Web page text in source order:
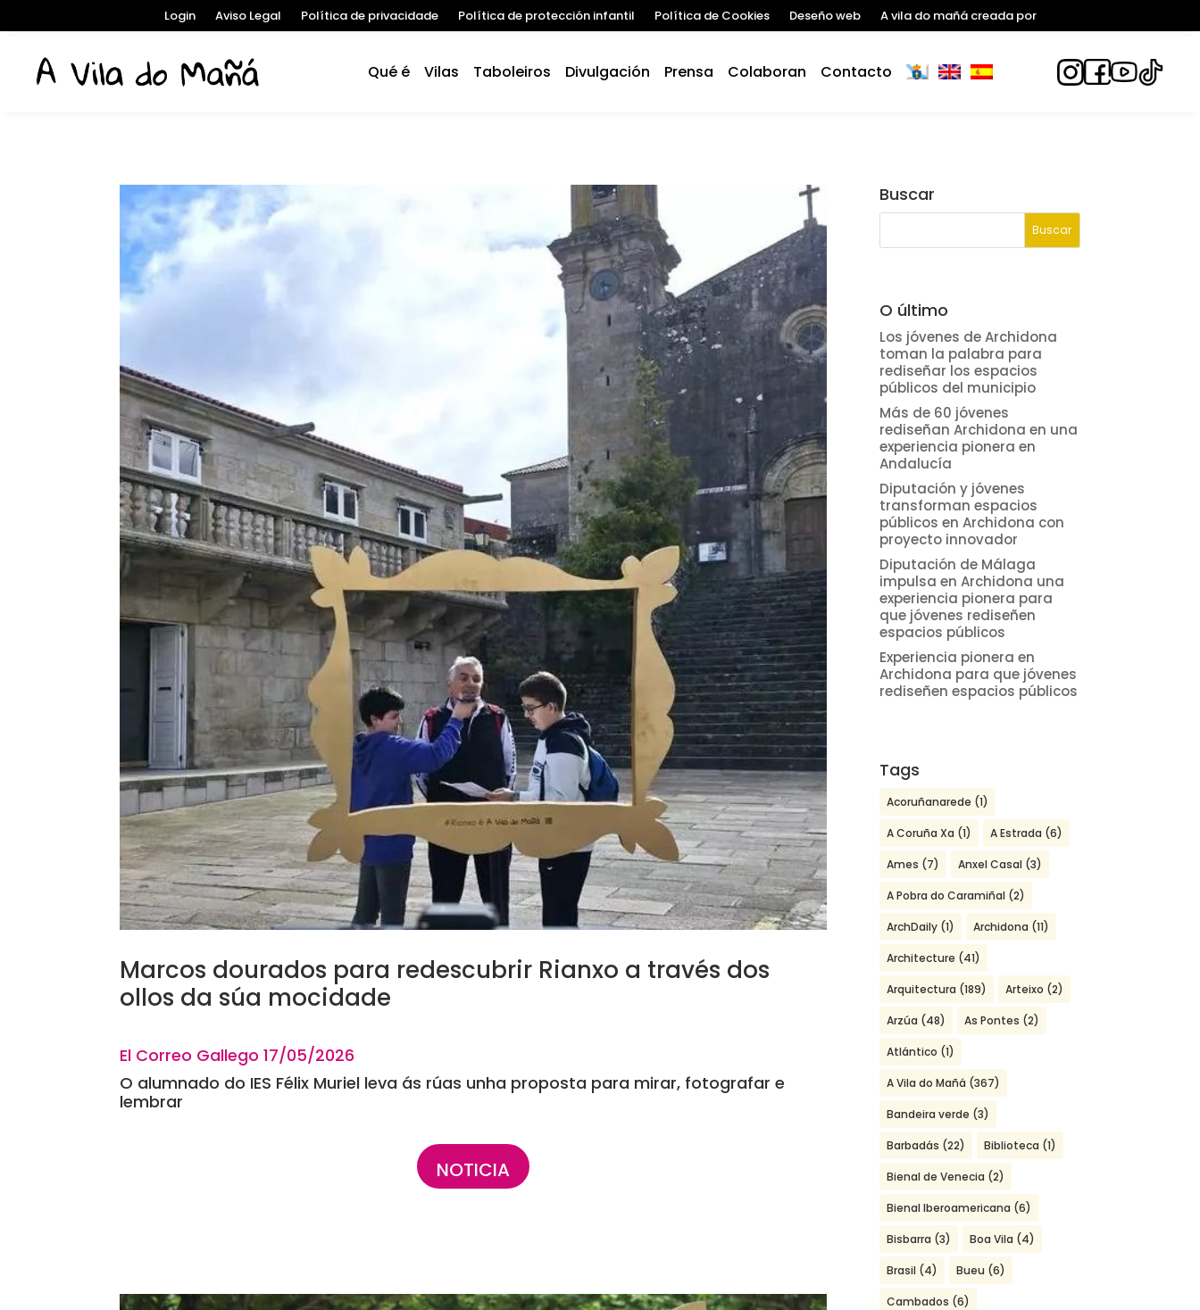
Login Aviso Legal Política de privacidade Política de protección infantil Política de Cookies Deseño web A vila do mañá creada por
Qué é Vilas Taboleiros Divulgación Prensa Colaboran Contacto
Marcos dourados para redescubrir Rianxo a través dos
ollos da súa mocidade
El Correo Gallego 17/05/2026
O alumnado do IES Félix Muriel leva ás rúas unha proposta para mirar, fotografar e
lembrar
NOTICIA
Buscar
O último
Los jóvenes de Archidona
toman la palabra para
rediseñar los espacios
públicos del municipio
Más de 60 jóvenes
rediseñan Archidona en una
experiencia pionera en
Andalucía
Diputación y jóvenes
transforman espacios
públicos en Archidona con
proyecto innovador
Diputación de Málaga
impulsa en Archidona una
experiencia pionera para
que jóvenes rediseñen
espacios públicos
Experiencia pionera en
Archidona para que jóvenes
rediseñen espacios públicos
Tags
Acoruñanarede (1)
A Coruña Xa (1) A Estrada (6)
Ames (7) Anxel Casal (3)
A Pobra do Caramiñal (2)
ArchDaily (1) Archidona (11)
Architecture (41)
Arquitectura (189) Arteixo (2)
Arzúa (48) As Pontes (2)
Atlántico (1)
A Vila do Mañá (367)
Bandeira verde (3)
Barbadás (22) Biblioteca (1)
Bienal de Venecia (2)
Bienal Iberoamericana (6)
Bisbarra (3) Boa Vila (4)
Brasil (4) Bueu (6)
Cambados (6)